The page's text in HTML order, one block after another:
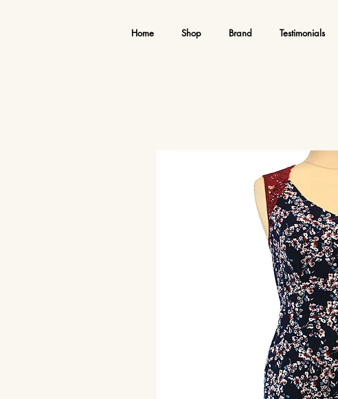
Home Shop Brand Testimonials